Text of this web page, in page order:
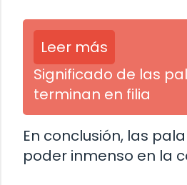
Leer más
Significado de las
terminan en filia
En conclusión, las
poder inmenso en la